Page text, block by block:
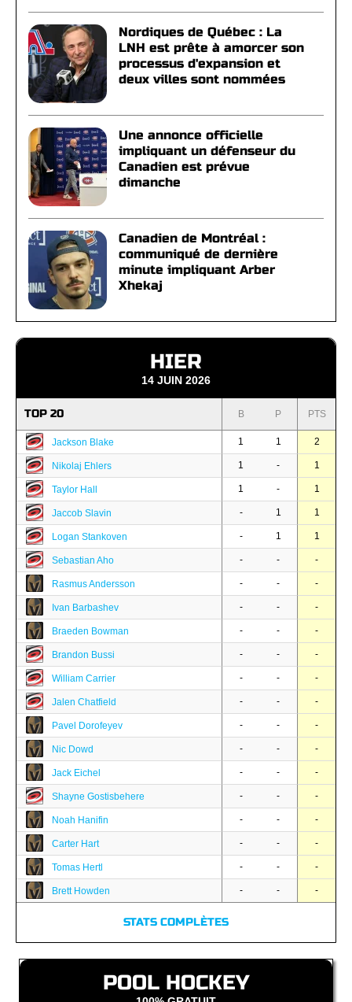
Nordiques de Québec : La
LNH est prête à amorcer son
processus d'expansion et
deux villes sont nommées
Une annonce officielle
impliquant un défenseur du
Canadien est prévue
dimanche
Canadien de Montréal :
communiqué de dernière
minute impliquant Arber
Xhekaj
HIER
14 JUIN 2026
TOP 20 B P PTS
Jackson Blake 1 1 2
Nikolaj Ehlers 1 - 1
Taylor Hall 1 - 1
Jaccob Slavin - 1 1
Logan Stankoven - 1 1
Sebastian Aho - - -
Rasmus Andersson - - -
Ivan Barbashev - - -
Braeden Bowman - - -
Brandon Bussi - - -
William Carrier - - -
Jalen Chatfield - - -
Pavel Dorofeyev - - -
Nic Dowd - - -
Jack Eichel - - -
Shayne Gostisbehere - - -
Noah Hanifin - - -
Carter Hart - - -
Tomas Hertl - - -
Brett Howden - - -
STATS COMPLÈTES
POOL HOCKEY